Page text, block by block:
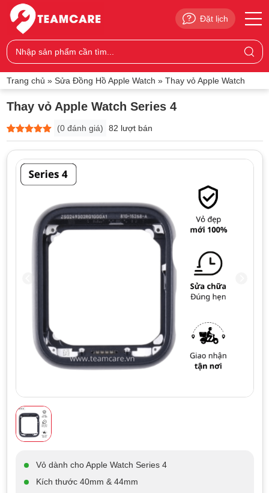
Đặt lịch
Trang chủ » Sửa Đồng Hồ Apple Watch » Thay vỏ Apple Watch
Thay vỏ Apple Watch Series 4
5trên 5
dựa trên
0
đánh giá
(0 đánh giá) 82 lượt bán
Vỏ dành cho Apple Watch Series 4
Kích thước 40mm & 44mm